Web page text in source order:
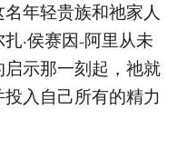
年轻贵族和祂家人
·侯赛因-阿里从未
示那一刻起，祂就
入自己所有的精力